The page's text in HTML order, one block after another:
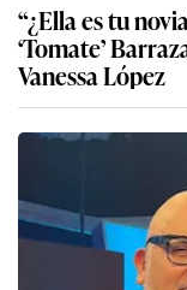
“¿Ella es tu
‘Tomate’
Vanessa López